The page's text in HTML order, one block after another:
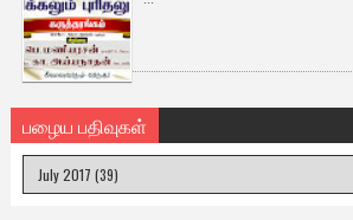
பழைய பதிவுகள்